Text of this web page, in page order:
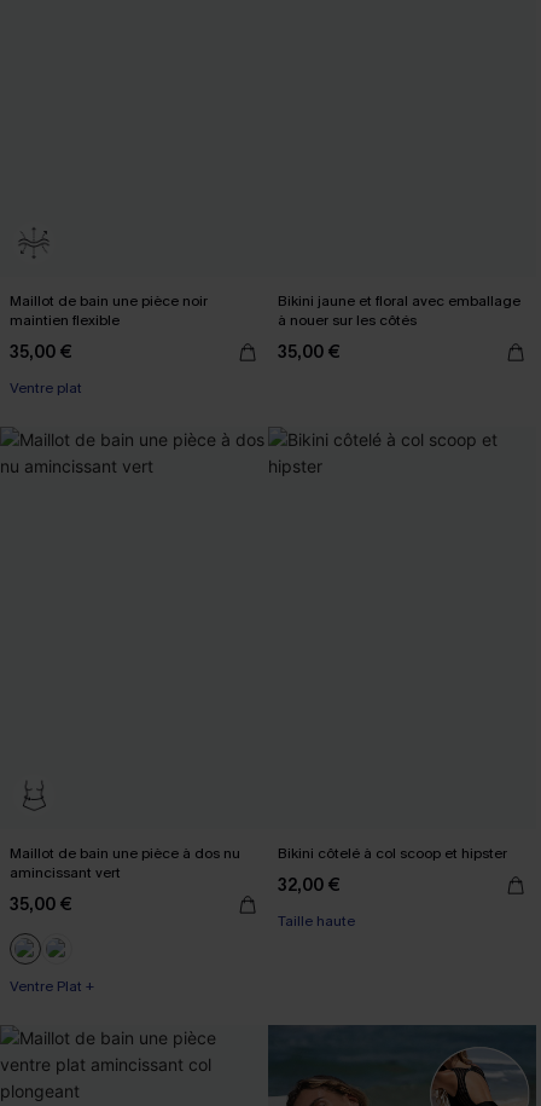
Maillot de bain une pièce noir
maintien flexible
35,00 €
Ventre plat
Bikini jaune et floral avec emballage
à nouer sur les côtés
35,00 €
Maillot de bain une pièce à dos nu
amincissant vert
35,00 €
Ventre Plat +
Bikini côtelé à col scoop et hipster
32,00 €
Taille haute